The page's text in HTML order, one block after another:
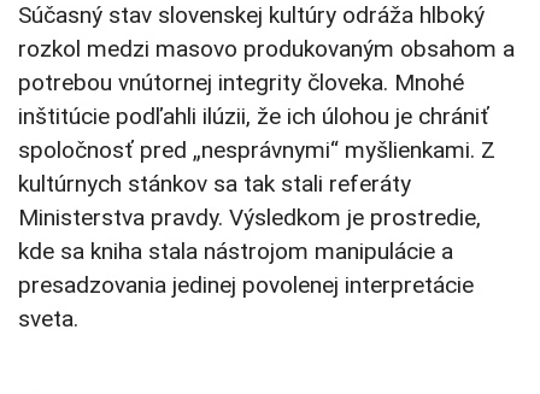
Súčasný stav slovenskej kultúry odráža hlboký
rozkol medzi masovo produkovaným obsahom a
potrebou vnútornej integrity človeka. Mnohé
inštitúcie podľahli ilúzii, že ich úlohou je chrániť
spoločnosť pred „nesprávnymi“ myšlienkami. Z
kultúrnych stánkov sa tak stali referáty
Ministerstva pravdy. Výsledkom je prostredie,
kde sa kniha stala nástrojom manipulácie a
presadzovania jedinej povolenej interpretácie
sveta.